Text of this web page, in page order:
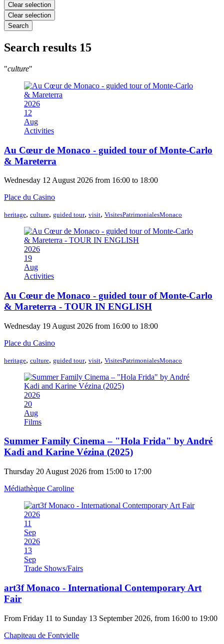
Clear selection
Clear selection
Search
Search results 15
"culture"
2026
12
Aug
Activities
Au Cœur de Monaco - guided tour of Monte-Carlo
& Mareterra
Wednesday 12 August 2026 from 16:00 to 18:00
Place du Casino
heritage, culture, guided tour, visit, VisitesPatrimonialesMonaco
2026
19
Aug
Activities
Au Cœur de Monaco - guided tour of Monte-Carlo
& Mareterra - TOUR IN ENGLISH
Wednesday 19 August 2026 from 16:00 to 18:00
Place du Casino
heritage, culture, guided tour, visit, VisitesPatrimonialesMonaco
2026
20
Aug
Films
Summer Family Cinema – "Hola Frida" by André
Kadi and Karine Vézina (2025)
Thursday 20 August 2026 from 15:00 to 17:00
Médiathèque Caroline
2026
11
Sep
2026
13
Sep
Trade Shows/Fairs
art3f Monaco - International Contemporary Art
Fair
From Friday 11 to Sunday 13 September 2026, from 16:00 to 19:00
Chapiteau de Fontvielle